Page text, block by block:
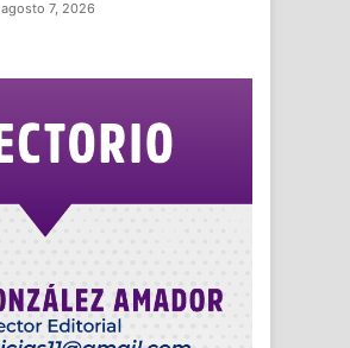
agosto 7, 2026